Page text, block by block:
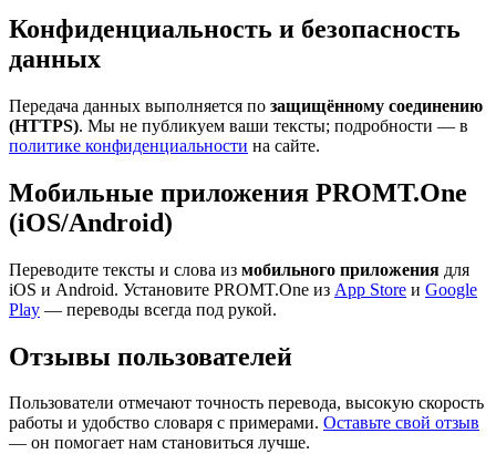
Конфиденциальность и безопасность
данных
Передача данных выполняется по защищённому соединению
(HTTPS). Мы не публикуем ваши тексты; подробности — в
политике конфиденциальности на сайте.
Мобильные приложения PROMT.One
(iOS/Android)
Переводите тексты и слова из мобильного приложения для
iOS и Android. Установите PROMT.One из App Store и Google
Play — переводы всегда под рукой.
Отзывы пользователей
Пользователи отмечают точность перевода, высокую скорость
работы и удобство словаря с примерами. Оставьте свой отзыв
— он помогает нам становиться лучше.